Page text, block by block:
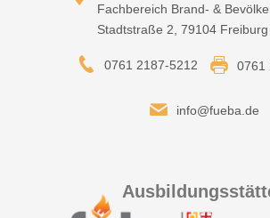
Fachbereich Brand- &
Stadtstraße 2, 79104
0761 2187-5212 0761
info@fueba.de